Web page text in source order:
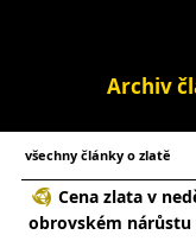
Archiv
všechny články o zlatě
Cena zlata v
obrovském